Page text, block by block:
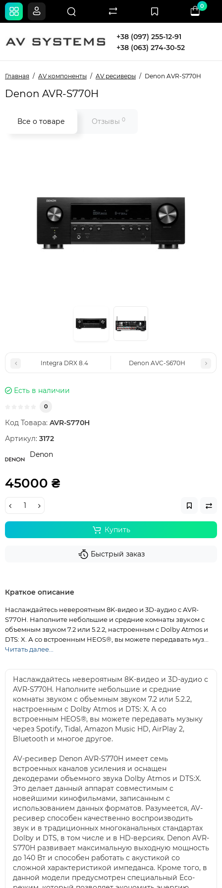
+38 (097) 255-12-91
+38 (063) 274-30-52
0
Главная AV компоненты AV ресиверы Denon AVR-S770H
Denon AVR-S770H
Все о товаре Отзывы 0
Integra DRX 8.4 Denon AVC-S670H
Есть в наличии
0
Код Товара: AVR-S770H
Артикул: 3172
Denon
45000 ₴
Купить
Быстрый заказ
Краткое описание
Наслаждайтесь невероятным 8K-видео и 3D-аудио с AVR-
S770H. Наполните небольшие и средние комнаты звуком с
объемным звуком 7.2 или 5.2.2, настроенным с Dolby Atmos и
DTS: X. А со встроенным HEOS®, вы можете передавать муз...
Читать далее...
Наслаждайтесь невероятным 8K-видео и 3D-аудио с
AVR-S770H. Наполните небольшие и средние
комнаты звуком с объемным звуком 7.2 или 5.2.2,
настроенным с Dolby Atmos и DTS: X. А со
встроенным HEOS®, вы можете передавать музыку
через Spotify, Tidal, Amazon Music HD, AirPlay 2,
Bluetooth и многое другое.
AV-ресивер Denon AVR-S770H имеет семь
встроенных каналов усиления и оснащен
декодерами объемного звука Dolby Atmos и DTS:X.
Это делает данный аппарат совместимым с
новейшими кинофильмами, записанным с
использованием данных форматов. Разумеется, AV-
ресивер способен качественно воспроизводить
звук и в традиционных многоканальных стандартах
Dolby и DTS, в том числе и в HD-версиях. Denon AVR-
S770H развивает максимальную выходную мощность
до 140 Вт и способен работать с акустикой со
сложной характеристикой импеданса. Кроме того, в
данной модели предусмотрен специальный Eco-